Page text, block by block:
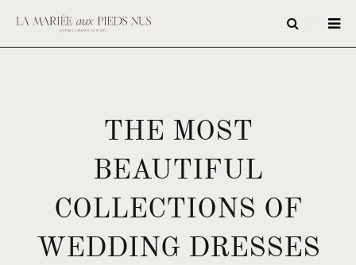
THE MOST
BEAUTIFUL
COLLECTIONS OF
WEDDING DRESSES